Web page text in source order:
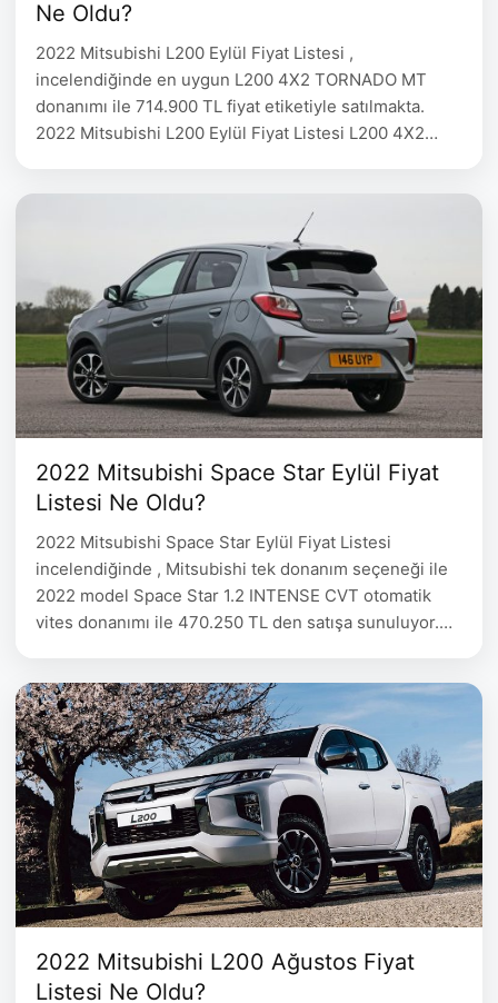
Ne Oldu?
2022 Mitsubishi L200 Eylül Fiyat Listesi ,
incelendiğinde en uygun L200 4X2 TORNADO MT
donanımı ile 714.900 TL fiyat etiketiyle satılmakta.
2022 Mitsubishi L200 Eylül Fiyat Listesi L200 4X2
MT – L200 4×4 BLIZZARD AT 915.000 L200 4×4
2022 Mitsubishi Space Star Eylül Fiyat
Listesi Ne Oldu?
2022 Mitsubishi Space Star Eylül Fiyat Listesi
incelendiğinde , Mitsubishi tek donanım seçeneği ile
2022 model Space Star 1.2 INTENSE CVT otomatik
vites donanımı ile 470.250 TL den satışa sunuluyor.
Neler Var? (*) Ön Izgara (Kırmızı şerit),Ön Tampon
Çıtası …
2022 Mitsubishi L200 Ağustos Fiyat
Listesi Ne Oldu?